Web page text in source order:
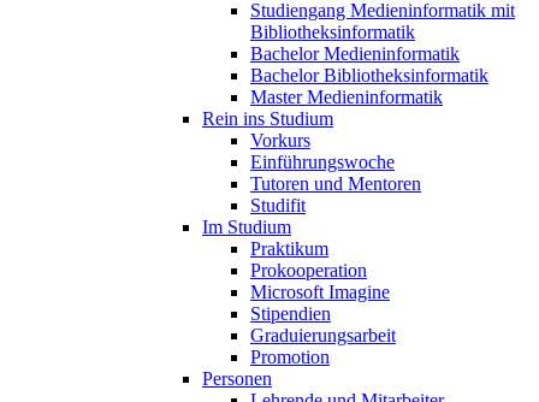
Studiengang Medieninformatik mit
Bibliotheksinformatik
Bachelor Medieninformatik
Bachelor Bibliotheksinformatik
Master Medieninformatik
Rein ins Studium
Vorkurs
Einführungswoche
Tutoren und Mentoren
Studifit
Im Studium
Praktikum
Prokooperation
Microsoft Imagine
Stipendien
Graduierungsarbeit
Promotion
Personen